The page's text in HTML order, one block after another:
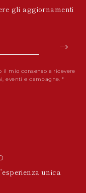
gli aggiornamenti
il mio consenso a ricevere
eventi e campagne.
unica